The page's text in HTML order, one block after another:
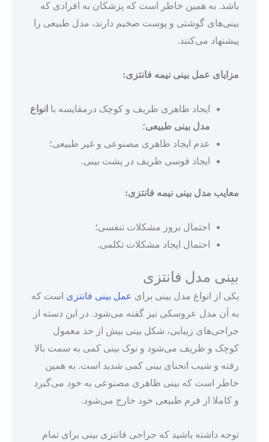
باشد. به همین خاطر است که پزشکان به افرادی که
بینی‌های گوشتی و پوست ضخیم دارند، مدل طبیعی را
پیشنهاد می‌کنند.
مزایای عمل بینی نیمه فانتزی:
ایجاد ظاهری ظریف و کوچک درمقایسه با انواع
مدل بینی طبیعی؛
عدم ایجاد ظاهری مصنوعی و غیر طبیعی؛
ایجاد قوسی ظریف در پشت بینی.
معایب مدل بینی نیمه فانتزی:
احتمال بروز مشکلات تنفسی؛
احتمال ایجاد مشکلات تکلمی.
بینی مدل فانتزی
یکی از انواع مدل بینی برای عمل بینی فانتزی است که
به آن مدل عروسکی نیز گفته می‌شود. در این دسته از
جراحی‌های زیبایی، شکل بینی بیش از حد معمول
کوچک و ظریف می‌شود و نوک بینی کمی به سمت بالا
رفته و شیب انحنای بینی کمی شدید است. به همین
خاطر است که بینی ظاهری مصنوعی به خود می‌گیرد
و کاملا از فرم طبیعی خود خارج می‌شود.
توجه داشته باشید که جراحی فانتزی بینی برای تمام